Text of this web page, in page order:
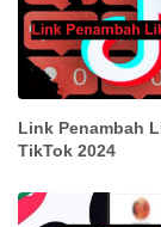
Link Penambah
TikTok 2024